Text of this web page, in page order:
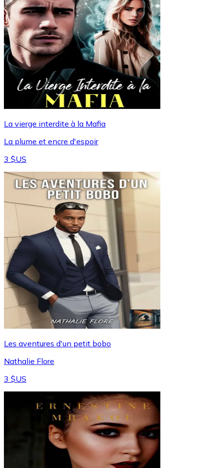
La vierge interdite à la Mafia
La plume et encre d'espoir
3 $US
Les aventures d'un petit bobo
Nathalie Flore
3 $US